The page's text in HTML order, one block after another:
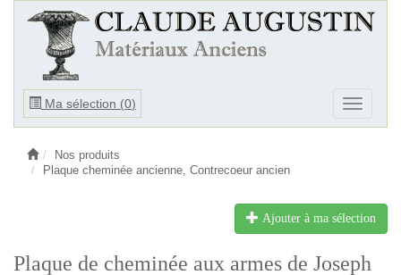
Ma sélection (0)
Ouvrir
Ouvrir
le
Nos produits
Plaque cheminée ancienne, Contrecoeur ancien
Ajouter à ma sélection
Plaque de cheminée aux armes de Joseph